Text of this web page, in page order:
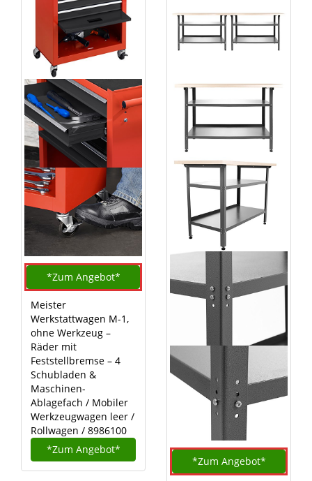
*Zum Angebot*
Meister
Werkstattwagen M-1,
ohne Werkzeug –
Räder mit
Feststellbremse – 4
Schubladen &
Maschinen-
Ablagefach / Mobiler
Werkzeugwagen leer /
Rollwagen / 8986100
*Zum Angebot*
*Zum Angebot*